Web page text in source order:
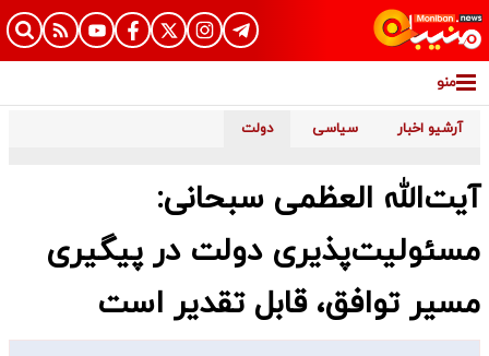
منو
آرشیو اخبار سیاسی دولت
آیت‌الله العظمی سبحانی:
مسئولیت‌پذیری دولت در پیگیری
مسیر توافق، قابل تقدیر است